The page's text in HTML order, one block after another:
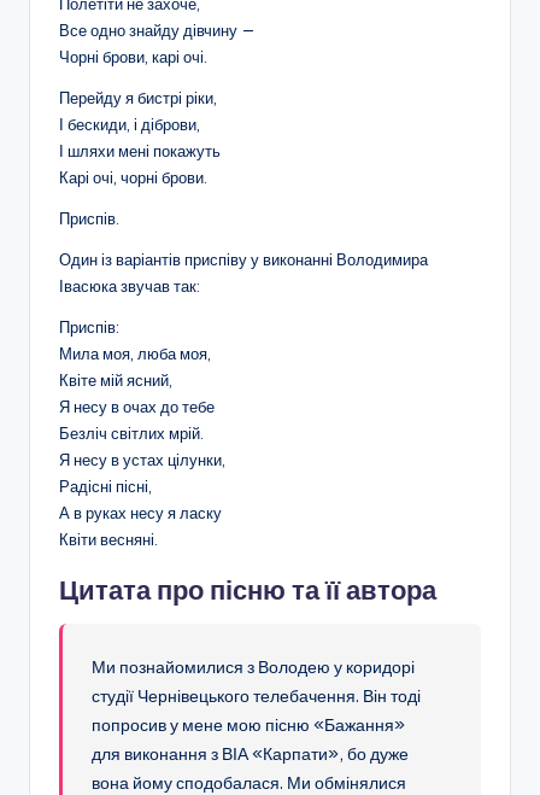
Все одно знайду дівчину —
Чорні брови, карі очі.
Перейду я бистрі ріки,
І бескиди, і діброви,
І шляхи мені покажуть
Карі очі, чорні брови.
Приспів.
Один із варіантів приспіву у виконанні Володимира
Івасюка звучав так:
Приспів:
Мила моя, люба моя,
Квіте мій ясний,
Я несу в очах до тебе
Безліч світлих мрій.
Я несу в устах цілунки,
Радісні пісні,
А в руках несу я ласку
Квіти весняні.
Цитата про пісню та її автора
Ми познайомилися з Володею у коридорі
студії Чернівецького телебачення. Він тоді
попросив у мене мою пісню «Бажання»
для виконання з ВІА «Карпати», бо дуже
вона йому сподобалася. Ми обмінялися